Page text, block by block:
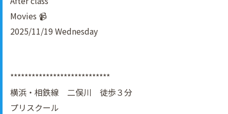
Movies 📹
2025/11/19 Wednesday
****************************
横浜・相鉄線 二俣川 徒歩３分
プリスクール